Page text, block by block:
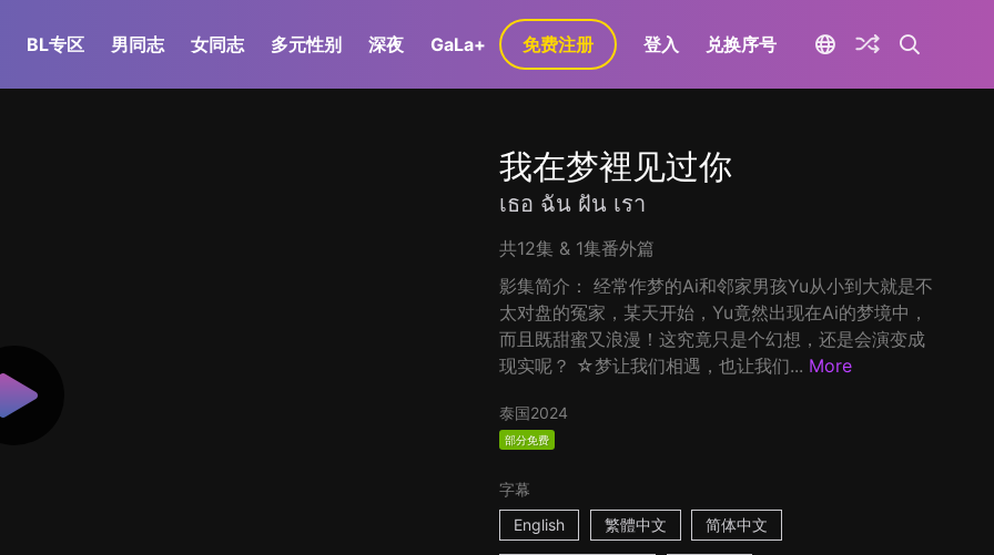
BL专区 男同志 女同志 多元性别 深夜 GaLa+ 免费注册 登入 兑换序号
我在梦裡见过你
เธอ ฉัน ฝัน เรา
共12集 & 1集番外篇
影集简介： 经常作梦的Ai和邻家男孩Yu从小到大就是不
太对盘的冤家，某天开始，Yu竟然出现在Ai的梦境中，
而且既甜蜜又浪漫！这究竟只是个幻想，还是会演变成
现实呢？ ☆梦让我们相遇，也让我们... More
泰国2024
部分免费
字幕
English
繁體中文 简体中文